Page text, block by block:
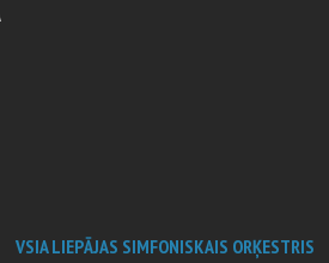
VSIA LIEPĀJAS SIMFONISKAIS ORĶESTRIS